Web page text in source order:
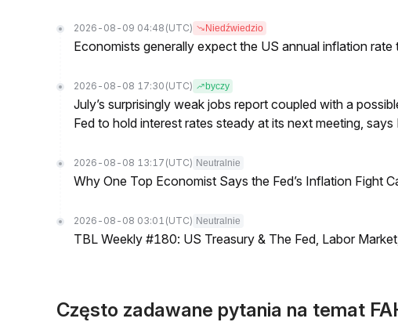
2026-08-09 04:48 (UTC) Niedźwiedzio
Economists generally expect the US annual inflation rate
2026-08-08 17:30 (UTC) byczy
July’s surprisingly weak jobs report coupled with a
Fed to hold interest rates steady at its next meeting,
2026-08-08 13:17 (UTC) Neutralnie
Why One Top Economist Says the Fed’s Inflation Fight
2026-08-08 03:01 (UTC) Neutralnie
TBL Weekly #180: US Treasury & The Fed, Labor
Często zadawane pytania na temat